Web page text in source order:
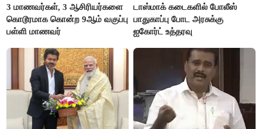
3 மாணவர்கள், 3 ஆசிரியர்களை
கொடூரமாக கொன்ற 9ஆம் வகுப்பு
பள்ளி மாணவர்
டாஸ்மாக் கடைகளில் போலீஸ்
பாதுகாப்பு போட அரசுக்கு
ஐகோர்ட் உத்தரவு